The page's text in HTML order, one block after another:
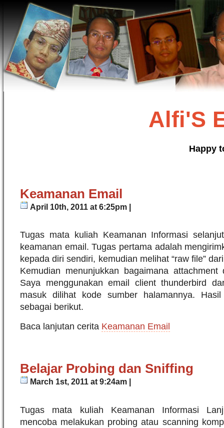
Alfi'S
Happy
Keamanan Email
April 10th, 2011 at 6:25pm |
Tugas mata kuliah Keamanan Informasi
keamanan email. Tugas pertama adalah
kepada diri sendiri, kemudian melihat “raw file”
Kemudian menunjukkan bagaimana
Saya menggunakan email client thunderbird
masuk dilihat kode sumber halamannya.
sebagai berikut.
Baca lanjutan cerita Keamanan Email
Belajar Probing dan Sniffing
March 1st, 2011 at 9:24am |
Tugas mata kuliah Keamanan Informasi
mencoba melakukan probing atau scanning